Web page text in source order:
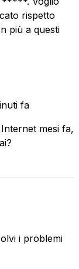
rispetto
più a questi
fa
mesi fa,
i problemi